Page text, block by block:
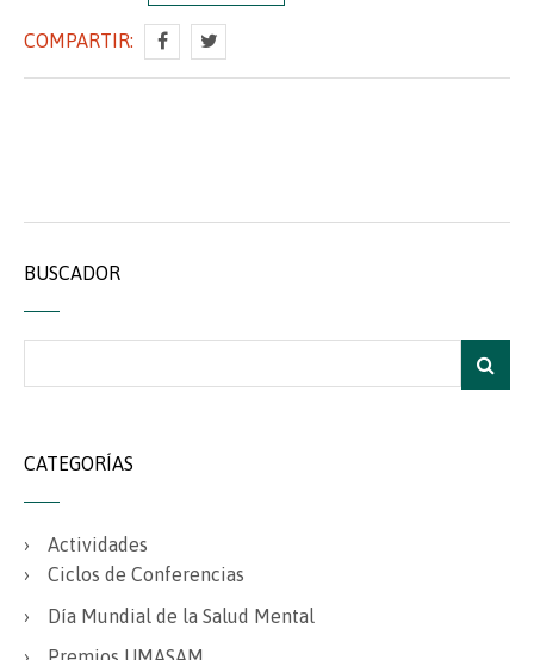
COMPARTIR:
BUSCADOR
CATEGORÍAS
Actividades
Ciclos de Conferencias
Día Mundial de la Salud Mental